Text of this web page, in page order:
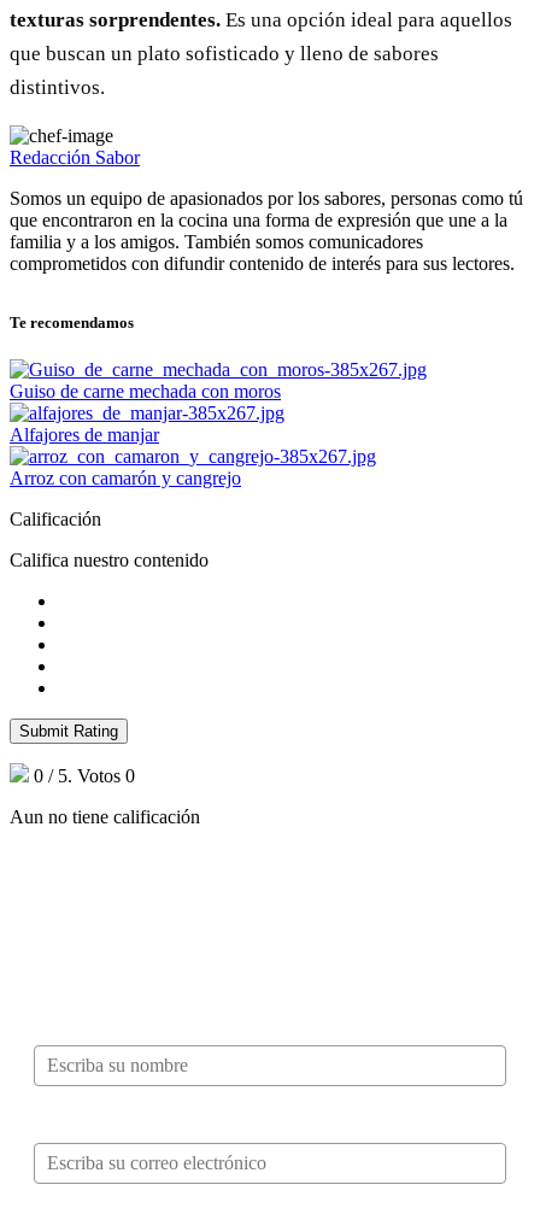
texturas sorprendentes. Es una opción ideal para aquellos
que buscan un plato sofisticado y lleno de sabores
distintivos.
Redacción Sabor
Somos un equipo de apasionados por los sabores, personas como tú
que encontraron en la cocina una forma de expresión que une a la
familia y a los amigos. También somos comunicadores
comprometidos con difundir contenido de interés para sus lectores.
Te recomendamos
Guiso de carne mechada con moros
Alfajores de manjar
Arroz con camarón y cangrejo
Calificación
Califica nuestro contenido
Submit Rating
0 / 5. Votos 0
Aun no tiene calificación